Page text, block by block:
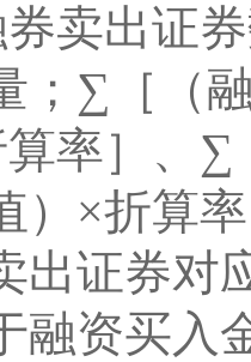
卖出证
；∑［（
率］、∑
）×折算
出证券对
融资买入